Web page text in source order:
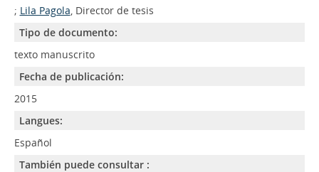
; Lila Pagola, Director de tesis
Tipo de documento:
texto manuscrito
Fecha de publicación:
2015
Langues:
Español
También puede consultar :